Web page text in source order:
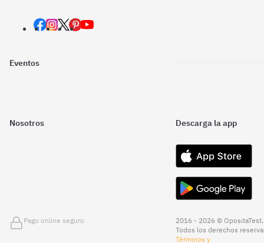
Eventos
Nosotros Descarga la app
Pago online seguro
2016 - 2026 © OpositaTest.
Todos los derechos
Términos y